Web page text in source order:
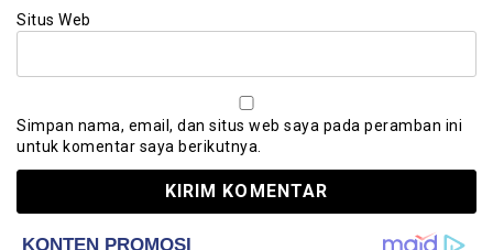
Situs Web
Simpan nama, email, dan situs web saya pada peramban ini
untuk komentar saya berikutnya.